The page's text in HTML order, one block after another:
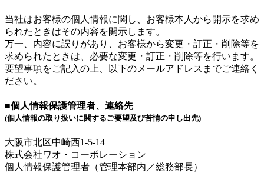
当社はお客様の個人情報に関し、お客様本人から開示を求め
られたときはその内容を開示します。
万一、内容に誤りがあり、お客様から変更・訂正・削除等を
求められたときは、必要な変更・訂正・削除等を行います。
要望事項をご記入の上、以下のメールアドレスまでご連絡く
ださい。
■個人情報保護管理者、連絡先
(個人情報の取り扱いに関するご要望及び苦情の申し出先)
大阪市北区中崎西1-5-14
株式会社ワオ・コーポレーション
個人情報保護管理者（管理本部内／総務部長）